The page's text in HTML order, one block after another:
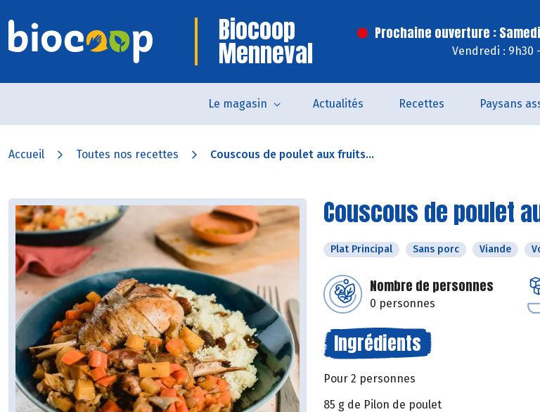
Biocoop
Menneval
Prochaine ouverture :
Vendredi : 9h30
Le magasin Actualités Recettes Paysans
Accueil Toutes nos recettes Couscous de poulet aux fruits...
Couscous de poulet
Plat Principal Sans porc Viande
Nombre de personnes
0 personnes
Ingrédients
Pour 2 personnes
85 g de Pilon de poulet